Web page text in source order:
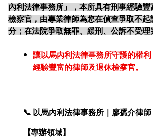
內利法律事務所」，本所具有刑事經驗豐
檢察官，由專業律師為您在偵查爭取不起
分；在法院爭取無罪、緩刑、公訴不受理
讓以馬內利法律事務所守護的權
經驗豐富的律師及退休檢察官。
📞 以馬內利法律事務所｜廖孺介律師
【專辦領域】